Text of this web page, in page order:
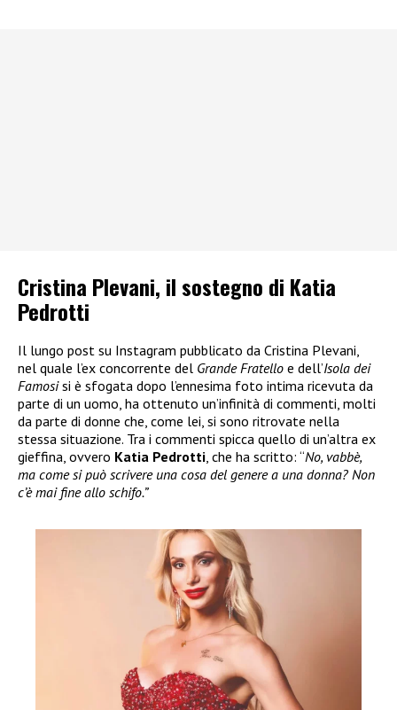
Cristina Plevani, il sostegno di Katia
Pedrotti
Il lungo post su Instagram pubblicato da Cristina Plevani,
nel quale l’ex concorrente del Grande Fratello e dell’Isola dei
Famosisi è sfogata dopo l’ennesima foto intima ricevuta da
parte di un uomo, ha ottenuto un’infinità di commenti, molti
da parte di donne che, come lei, si sono ritrovate nella
stessa situazione. Tra i commenti spicca quello di un’altra ex
gieffina, ovvero Katia Pedrotti, che ha scritto: “No, vabbè,
ma come si può scrivere una cosa del genere a una donna? Non
c’è mai fine allo schifo.”